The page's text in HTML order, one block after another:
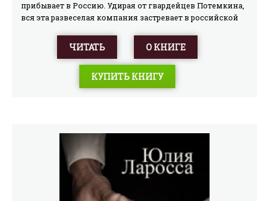
прибывает в Россию. Удирая от гвардейцев Потемкина,
вся эта развеселая компания застревает в российской
ЧИТАТЬ О КНИГЕ
КУПИТЬ КНИГУ